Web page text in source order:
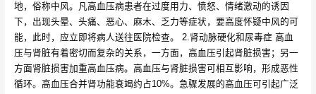
地，俗称中风。凡高血压病患者在过度用力、愤怒、情绪激动的诱因
下，出现头晕、头痛、恶心、麻木、乏力等症状，要高度怀疑中风的可
能，此时，应立即将病人送往医院检查。 2.肾动脉硬化和尿毒症 高血
压与肾脏有着密切而复杂的关系，一方面，高血压引起肾脏损害；另一
方面肾脏损害加重高血压病。高血压与肾脏损害可相互影响，形成恶性
循环。高血压合并肾功能衰竭约占10%。急骤发展的高血压可引起广泛